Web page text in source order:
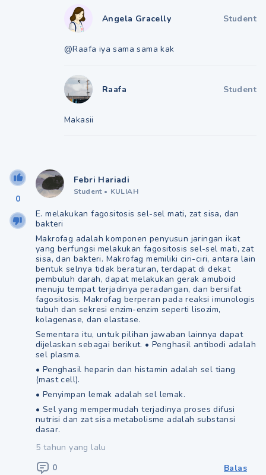
Angela Gracelly Student
@Raafa iya sama sama kak
Raafa Student
Makasii
0
Febri Hariadi
Student • KULIAH
E. melakukan fagositosis sel-sel mati, zat sisa, dan
bakteri
Makrofag adalah komponen penyusun jaringan ikat
yang berfungsi melakukan fagositosis sel-sel mati, zat
sisa, dan bakteri. Makrofag memiliki ciri-ciri, antara lain
bentuk selnya tidak beraturan, terdapat di dekat
pembuluh darah, dapat melakukan gerak amuboid
menuju tempat terjadinya peradangan, dan bersifat
fagositosis. Makrofag berperan pada reaksi imunologis
tubuh dan sekresi enzim-enzim seperti lisozim,
kolagenase, dan elastase.
Sementara itu, untuk pilihan jawaban lainnya dapat
dijelaskan sebagai berikut. • Penghasil antibodi adalah
sel plasma.
• Penghasil heparin dan histamin adalah sel tiang
(mast cell).
• Penyimpan lemak adalah sel lemak.
• Sel yang mempermudah terjadinya proses difusi
nutrisi dan zat sisa metabolisme adalah substansi
dasar.
5 tahun yang lalu
0
Balas